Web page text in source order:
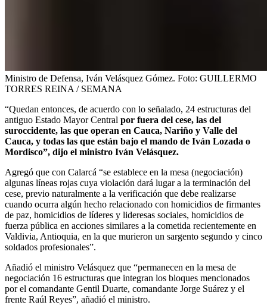
Ministro de Defensa, Iván Velásquez Gómez. Foto: GUILLERMO
TORRES REINA / SEMANA
“Quedan entonces, de acuerdo con lo señalado, 24 estructuras del
antiguo Estado Mayor Central por fuera del cese, las del
suroccidente, las que operan en Cauca, Nariño y Valle del
Cauca, y todas las que están bajo el mando de Iván Lozada o
Mordisco”, dijo el ministro Iván Velásquez.
Agregó que con Calarcá “se establece en la mesa (negociación)
algunas líneas rojas cuya violación dará lugar a la terminación del
cese, previo naturalmente a la verificación que debe realizarse
cuando ocurra algún hecho relacionado con homicidios de firmantes
de paz, homicidios de líderes y lideresas sociales, homicidios de
fuerza pública en acciones similares a la cometida recientemente en
Valdivia, Antioquia, en la que murieron un sargento segundo y cinco
soldados profesionales”.
Añadió el ministro Velásquez que “permanecen en la mesa de
negociación 16 estructuras que integran los bloques mencionados
por el comandante Gentil Duarte, comandante Jorge Suárez y el
frente Raúl Reyes”, añadió el ministro.